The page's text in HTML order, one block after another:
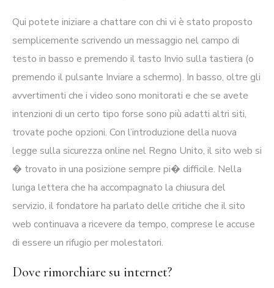
Qui potete iniziare a chattare con chi vi è stato proposto
semplicemente scrivendo un messaggio nel campo di
testo in basso e premendo il tasto Invio sulla tastiera (o
premendo il pulsante Inviare a schermo). In basso, oltre gli
avvertimenti che i video sono monitorati e che se avete
intenzioni di un certo tipo forse sono più adatti altri siti,
trovate poche opzioni. Con l’introduzione della nuova
legge sulla sicurezza online nel Regno Unito, il sito web si
� trovato in una posizione sempre pi� difficile. Nella
lunga lettera che ha accompagnato la chiusura del
servizio, il fondatore ha parlato delle critiche che il sito
web continuava a ricevere da tempo, comprese le accuse
di essere un rifugio per molestatori.
Dove rimorchiare su internet?